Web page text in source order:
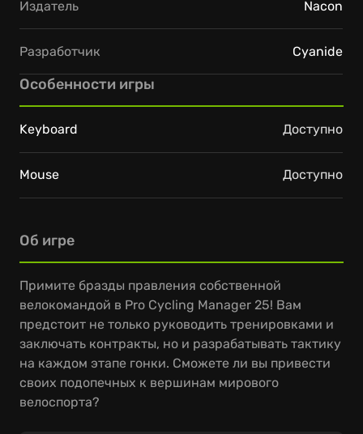
Об игре
Примите бразды правления собственной
велокомандой в Pro Cycling Manager 25! Вам
предстоит не только руководить тренировками и
заключать контракты, но и разрабатывать тактику
на каждом этапе гонки. Сможете ли вы привести
своих подопечных к вершинам мирового
велоспорта?
Издатель Nacon
Разработчик Cyanide
Особенности игры
Keyboard Доступно
Mouse Доступно